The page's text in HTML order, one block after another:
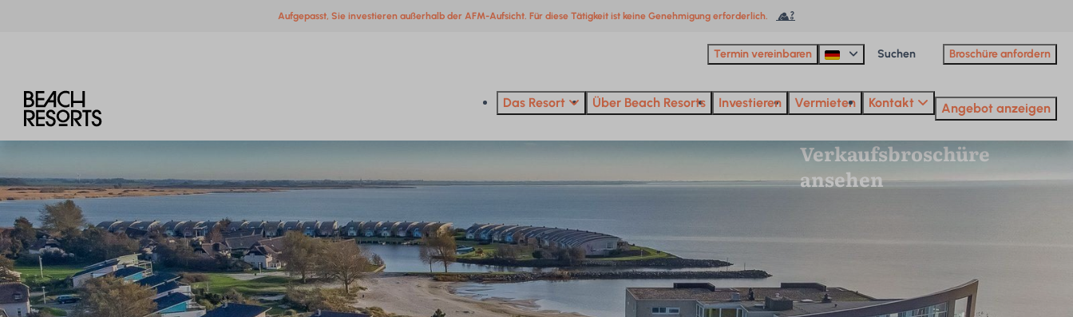
Aufgepasst, Sie investieren außerhalb der AFM-Aufsicht. Für diese Tätigkeit ist keine Genehmigung erforderlich.
Termin vereinbaren Broschüre anfordern
Das Resort Über Beach Resorts Investieren Vermieten Kontakt Angebot anzeigen
Verkaufsbroschüre
ansehen